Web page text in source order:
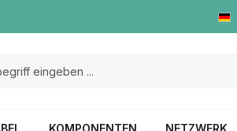
KOMPONENTEN NETZWERK